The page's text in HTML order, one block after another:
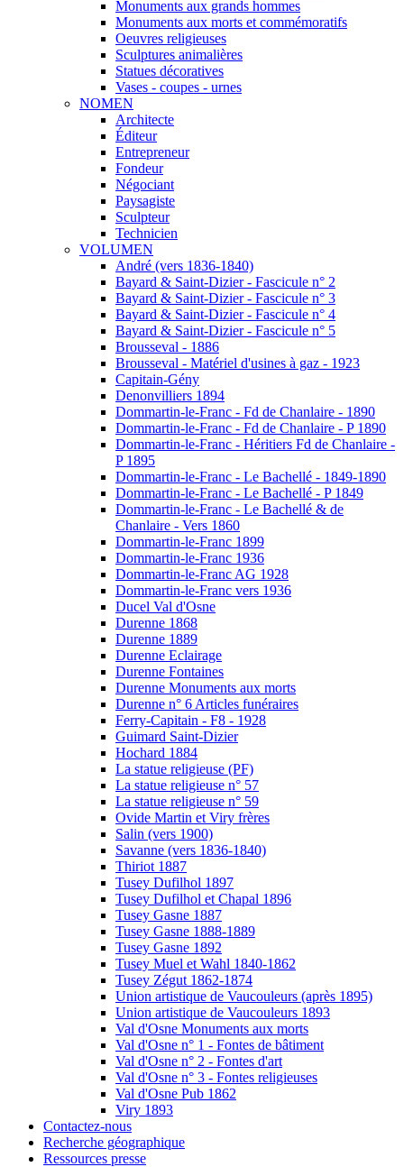
Monuments aux grands hommes
Monuments aux morts et commémoratifs
Oeuvres religieuses
Sculptures animalières
Statues décoratives
Vases - coupes - urnes
NOMEN
Architecte
Éditeur
Entrepreneur
Fondeur
Négociant
Paysagiste
Sculpteur
Technicien
VOLUMEN
André (vers 1836-1840)
Bayard & Saint-Dizier - Fascicule n° 2
Bayard & Saint-Dizier - Fascicule n° 3
Bayard & Saint-Dizier - Fascicule n° 4
Bayard & Saint-Dizier - Fascicule n° 5
Brousseval - 1886
Brousseval - Matériel d'usines à gaz - 1923
Capitain-Gény
Denonvilliers 1894
Dommartin-le-Franc - Fd de Chanlaire - 1890
Dommartin-le-Franc - Fd de Chanlaire - P 1890
Dommartin-le-Franc - Héritiers Fd de Chanlaire -
P 1895
Dommartin-le-Franc - Le Bachellé - 1849-1890
Dommartin-le-Franc - Le Bachellé - P 1849
Dommartin-le-Franc - Le Bachellé & de
Chanlaire - Vers 1860
Dommartin-le-Franc 1899
Dommartin-le-Franc 1936
Dommartin-le-Franc AG 1928
Dommartin-le-Franc vers 1936
Ducel Val d'Osne
Durenne 1868
Durenne 1889
Durenne Eclairage
Durenne Fontaines
Durenne Monuments aux morts
Durenne n° 6 Articles funéraires
Ferry-Capitain - F8 - 1928
Guimard Saint-Dizier
Hochard 1884
La statue religieuse (PF)
La statue religieuse n° 57
La statue religieuse n° 59
Ovide Martin et Viry frères
Salin (vers 1900)
Savanne (vers 1836-1840)
Thiriot 1887
Tusey Dufilhol 1897
Tusey Dufilhol et Chapal 1896
Tusey Gasne 1887
Tusey Gasne 1888-1889
Tusey Gasne 1892
Tusey Muel et Wahl 1840-1862
Tusey Zégut 1862-1874
Union artistique de Vaucouleurs (après 1895)
Union artistique de Vaucouleurs 1893
Val d'Osne Monuments aux morts
Val d'Osne n° 1 - Fontes de bâtiment
Val d'Osne n° 2 - Fontes d'art
Val d'Osne n° 3 - Fontes religieuses
Val d'Osne Pub 1862
Viry 1893
Contactez-nous
Recherche géographique
Ressources presse